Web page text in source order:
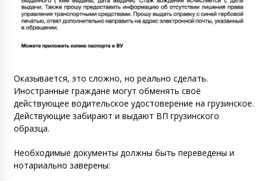
Оказывается, это сложно, но реально сделать.
Иностранные граждане могут обменять своё
действующее водительское удостоверение на грузинское.
Действующие забирают и выдают ВП грузинского
образца.
Необходимые документы должны быть переведены и
нотариально заверены: